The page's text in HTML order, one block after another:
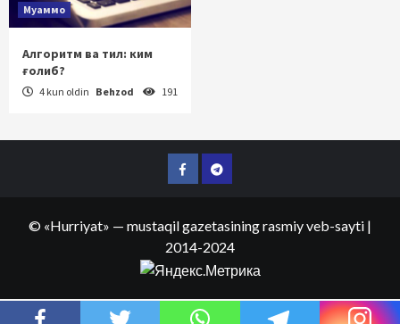
Муаммо
Алгоритм ва тил: ким
ғолиб?
4 kun oldin Behzod 191
FacebookTelegram
© «Hurriyat» — mustaqil gazetasining rasmiy veb-sayti |
2014-2024